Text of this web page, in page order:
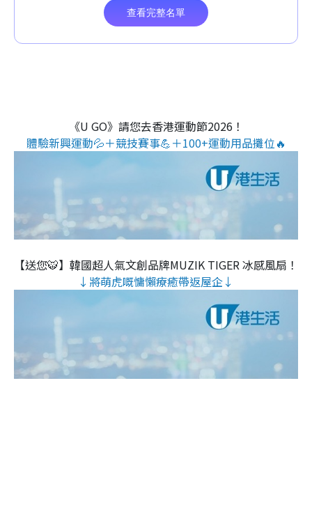
《U GO》請您去香港運動節2026！
體驗新興運動💦＋競技賽事💪＋100+運動用品攤位🔥
【送您🐯】韓國超人氣文創品牌MUZIK TIGER 冰感風扇！
↓將萌虎嘅慵懶療癒帶返屋企↓